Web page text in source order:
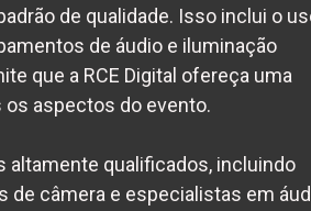
de qualidade. Isso inclui o
de áudio e iluminação
que a RCE Digital ofereça uma
os aspectos do evento.
altamente qualificados, incluindo
de câmera e especialistas em